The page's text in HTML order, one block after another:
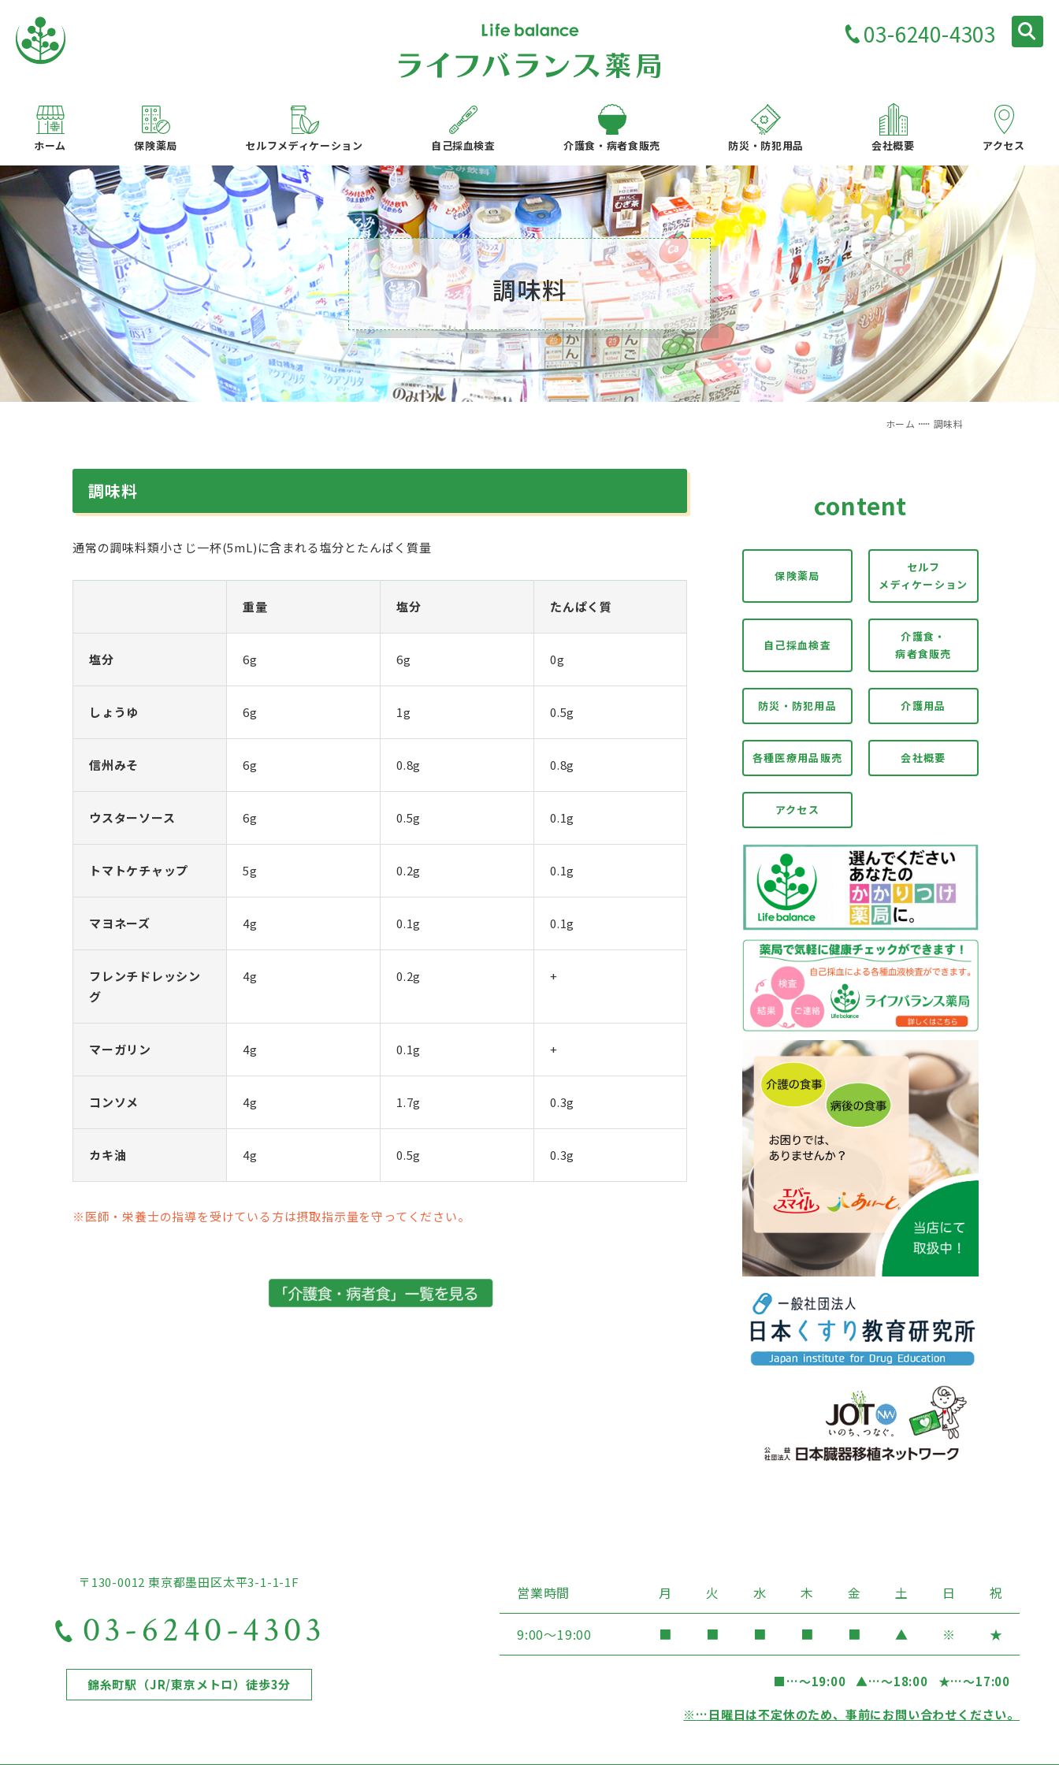
03-6240-4303
ホーム 保険薬局 セルフメディケーション 自己採血検査 介護食・病者食販売 防災・防犯用品 会社概要 アクセス
調味料
ホーム 調味料
調味料
通常の調味料類小さじ一杯(5mL)に含まれる塩分とたんぱく質量
重量 塩分 たんぱく質
塩分 6g 6g 0g
しょうゆ 6g 1g 0.5g
信州みそ 6g 0.8g 0.8g
ウスターソース 6g 0.5g 0.1g
トマトケチャップ 5g 0.2g 0.1g
マヨネーズ 4g 0.1g 0.1g
フレンチドレッシン
グ
4g 0.2g +
マーガリン 4g 0.1g +
コンソメ 4g 1.7g 0.3g
カキ油 4g 0.5g 0.3g
※医師・栄養士の指導を受けている方は摂取指示量を守ってください。
content
保険薬局
セルフ
メディケーション
自己採血検査
介護食・
病者食販売
防災・防犯用品 介護用品
各種医療用品販売 会社概要
アクセス
〒130-0012 東京都墨田区太平3-1-1-1F
03-6240-4303
錦糸町駅（JR/東京メトロ）徒歩3分
営業時間 月 火 水 木 金 土 日 祝
9:00〜19:00 ■ ■ ■ ■ ■ ▲ ※ ★
■…〜19:00 ▲…〜18:00 ★…〜17:00
※…日曜日は不定休のため、事前にお問い合わせください。